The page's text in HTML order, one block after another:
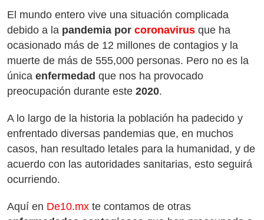
El mundo entero vive una situación complicada
debido a la pandemia por coronavirus que ha
ocasionado más de 12 millones de contagios y la
muerte de más de 555,000 personas. Pero no es la
única enfermedad que nos ha provocado
preocupación durante este 2020.
A lo largo de la historia la población ha padecido y
enfrentado diversas pandemias que, en muchos
casos, han resultado letales para la humanidad, y de
acuerdo con las autoridades sanitarias, esto seguirá
ocurriendo.
Aquí en De10.mx te contamos de otras